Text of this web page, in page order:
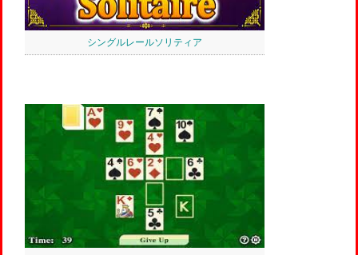
シングルレールソリティア